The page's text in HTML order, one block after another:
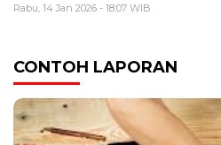
Rabu, 14 Jan 2026 - 18:07 WIB
CONTOH LAPORAN